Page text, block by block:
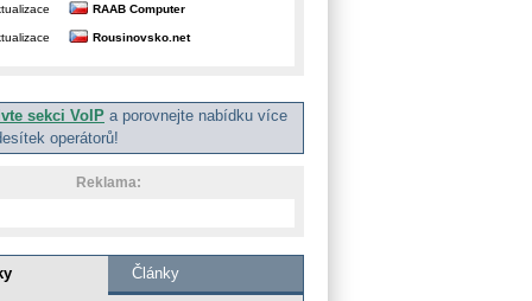
RAAB Computer
Rousinovsko.net
sekci VoIP a porovnejte nabídku více
operátorů!
Reklama: